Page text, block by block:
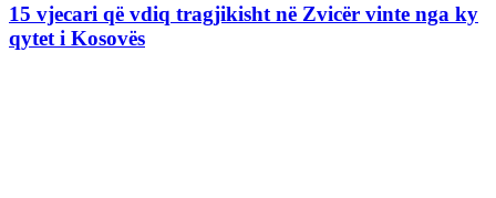
15 vjecari që vdiq tragjikisht në Zvicër vinte nga ky
qytet i Kosovës